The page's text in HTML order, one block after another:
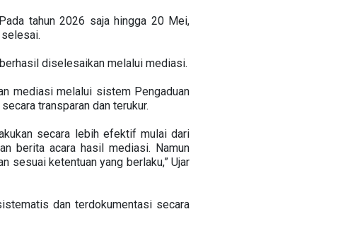
tahun 2026 saja hingga 20 Mei,
diselesaikan melalui mediasi.
mediasi melalui sistem Pengaduan
transparan dan terukur.
secara lebih efektif mulai dari
berita acara hasil mediasi. Namun
sesuai ketentuan yang berlaku,” Ujar
dan terdokumentasi secara